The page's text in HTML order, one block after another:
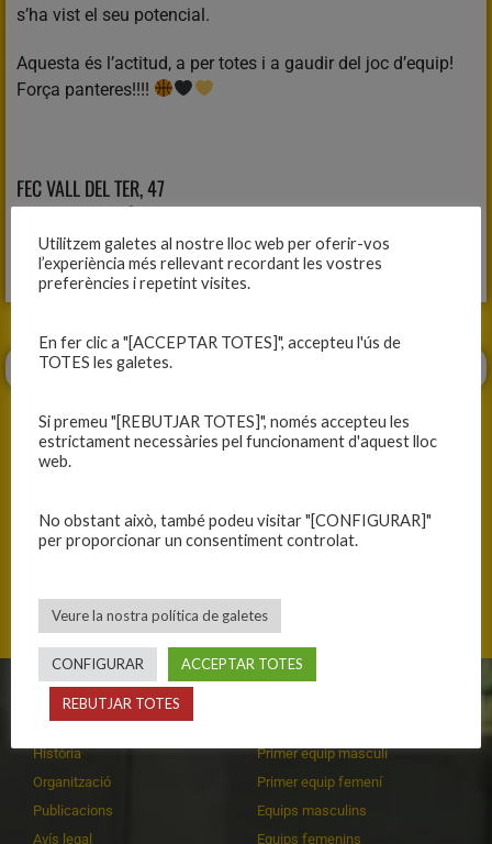
s’ha vist el seu potencial.
Aquesta és l’actitud, a per totes i a gaudir del joc d’equip!
Força panteres!!!!
FEC VALL DEL TER, 47
Fitxa del partit
ANTERIOR
ENS DESINFLEM A PARTIR DEL SEGON QUART
SEGÜENT
SOLS AGUANTEM MITJA PART
CLUB
Història
Organització
Publicacions
Avís legal
Primer equip masculí
Primer equip femení
Equips masculins
Equips femenins
Utilitzem galetes al nostre lloc web per oferir-vos
l’experiència més rellevant recordant les vostres
preferències i repetint visites.
En fer clic a "[ACCEPTAR TOTES]", accepteu l'ús de
TOTES les galetes.
Si premeu "[REBUTJAR TOTES]", només accepteu les
estrictament necessàries pel funcionament d'aquest lloc
web.
No obstant això, també podeu visitar "[CONFIGURAR]"
per proporcionar un consentiment controlat.
Veure la nostra política de galetes
CONFIGURAR ACCEPTAR TOTES
REBUTJAR TOTES